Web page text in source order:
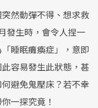
然動彈不得、想求救
發生時，會令人捏一
睡眠癱瘓症」，意即
容易發生此狀態，甚
避免鬼壓床？若不幸
一探究竟！